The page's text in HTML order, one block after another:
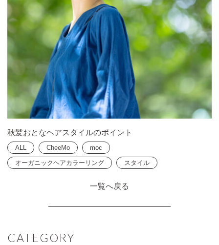
CATEGORY
秋髪おとなヘアスタイルのポイント
ALL CheeMo moc
オーガニックヘアカラーリング スタイル
一覧へ戻る